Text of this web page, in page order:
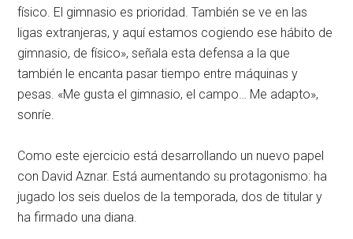
físico. El gimnasio es prioridad. También se ve en las
ligas extranjeras, y aquí estamos cogiendo ese hábito de
gimnasio, de físico», señala esta defensa a la que
también le encanta pasar tiempo entre máquinas y
pesas. «Me gusta el gimnasio, el campo… Me adapto»,
sonríe.
Como este ejercicio está desarrollando un nuevo papel
con David Aznar. Está aumentando su protagonismo: ha
jugado los seis duelos de la temporada, dos de titular y
ha firmado una diana.